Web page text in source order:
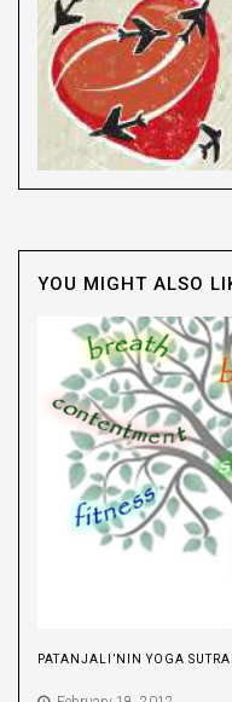
YOU MIGHT ALSO
PATANJALI’NIN YOGA